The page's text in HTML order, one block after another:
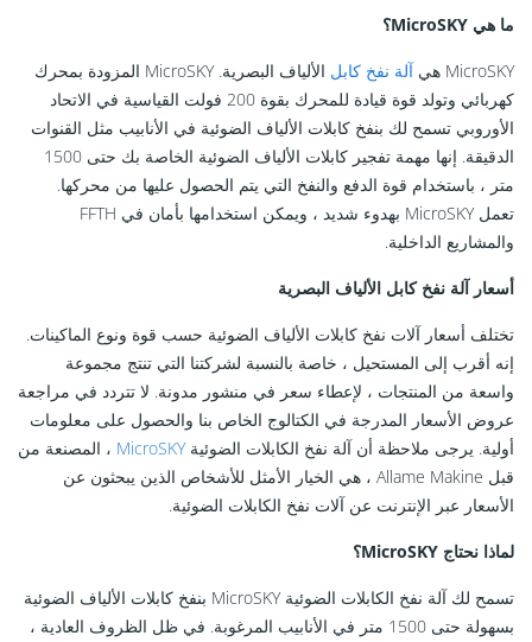
ما هي MicroSKY؟
MicroSKY هي آلة نفخ كابل
الألياف البصرية. MicroSKY المزودة بمحرك
كهربائي وتولد قوة قيادة للمحرك بقوة 200 فولت القياسية في الاتحاد
الأوروبي تسمح لك بنفخ كابلات الألياف الضوئية في الأنابيب مثل القنوات
الدقيقة. إنها مهمة تفجير كابلات الألياف الضوئية الخاصة بك حتى 1500
متر ، باستخدام قوة الدفع والنفخ التي يتم الحصول عليها من محركها.
تعمل MicroSKY بهدوء شديد ، ويمكن استخدامها بأمان في FFTH
والمشاريع الداخلية.
أسعار آلة نفخ كابل الألياف البصرية
تختلف أسعار آلات نفخ كابلات الألياف الضوئية حسب قوة ونوع الماكينات.
إنه أقرب إلى المستحيل ، خاصة بالنسبة لشركتنا التي تنتج مجموعة
واسعة من المنتجات ، لإعطاء سعر في منشور مدونة. لا تتردد في مراجعة
عروض الأسعار المدرجة في الكتالوج الخاص بنا والحصول على معلومات
أولية. يرجى ملاحظة أن آلة نفخ الكابلات الضوئيةMicroSKY ، المصنعة من
قبل Allame Makine ، هي الخيار الأمثل للأشخاص الذين يبحثون عن
الأسعار عبر الإنترنت عن آلات نفخ الكابلات الضوئية.
لماذا نحتاج MicroSKY؟
تسمح لك آلة نفخ الكابلات الضوئية MicroSKY بنفخ كابلات الألياف الضوئية
بسهولة حتى 1500 متر في الأنابيب المرغوبة. في ظل الظروف العادية ،